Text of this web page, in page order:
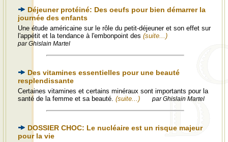
Déjeuner protéiné: Des oeufs pour bien démarrer la
journée des enfants
Une étude américaine sur le rôle du petit-déjeuner et son effet sur
l'appétit et la tendance à l'embonpoint des (suite...)
par Ghislain Martel
Des vitamines essentielles pour une beauté
resplendissante
Certaines vitamines et certains minéraux sont importants pour la
santé de la femme et sa beauté. (suite...) par Ghislain Martel
DOSSIER CHOC: Le nucléaire est un risque majeur
pour la vie